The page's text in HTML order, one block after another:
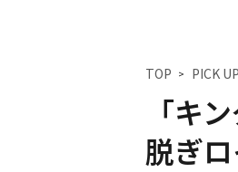
TOP PICK UP
「キ
脱ぎ